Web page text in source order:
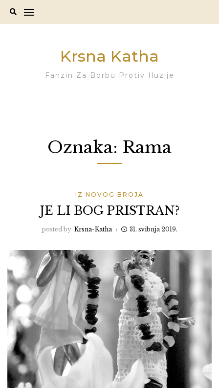
Krsna Katha
Fanzin Za Borbu Protiv Iluzije
Oznaka: Rama
IZ NOVOG BROJA
JE LI BOG PRISTRAN?
posted by: Krsna-Katha 31. svibnja 2019.